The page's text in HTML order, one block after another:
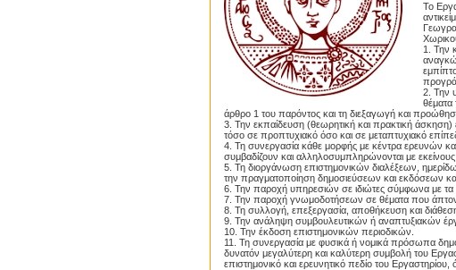
Το
1. Την
2. Την
θέματα
άρθρο 1 του παρόντος και τη διεξαγωγή και
3. Την εκπαίδευση (θεωρητική και πρακτική άσκηση)
τόσο σε προπτυχιακό όσο και σε μεταπτυχιακό
4. Τη συνεργασία κάθε μορφής με κέντρα ερευνών
συμβαδίζουν και αλληλοσυμπληρώνονται με
5. Τη διοργάνωση επιστημονικών διαλέξεων,
την πραγματοποίηση δημοσιεύσεων και εκδόσεων
6. Την παροχή υπηρεσιών σε ιδιώτες σύμφωνα με τα
7. Την παροχή γνωμοδοτήσεων σε θέματα που
8. Τη συλλογή, επεξεργασία, αποθήκευση και
9. Την ανάληψη συμβουλευτικών ή αναπτυξιακών
10. Την έκδοση επιστημονικών περιοδικών.
11. Τη συνεργασία με φυσικά ή νομικά πρόσωπα
δυνατόν μεγαλύτερη και καλύτερη συμβολή του
επιστημονικό και ερευνητικό πεδίο του